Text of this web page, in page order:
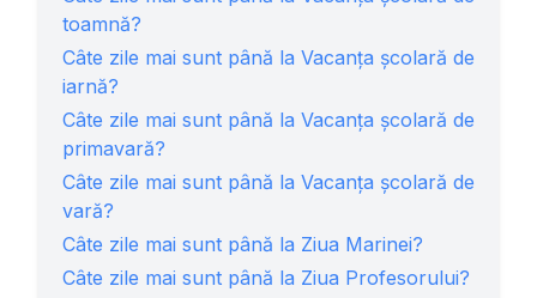
toamnă?
Câte zile mai sunt până la Vacanța școlară de
iarnă?
Câte zile mai sunt până la Vacanța școlară de
primavară?
Câte zile mai sunt până la Vacanța școlară de
vară?
Câte zile mai sunt până la Ziua Marinei?
Câte zile mai sunt până la Ziua Profesorului?